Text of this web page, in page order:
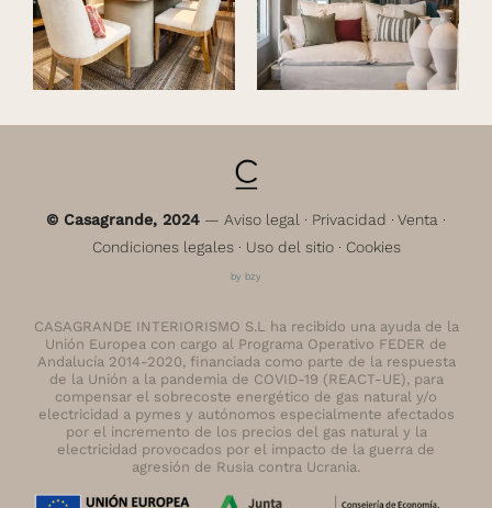
© Casagrande, 2024 — Aviso legal · Privacidad · Venta ·
Condiciones legales· Uso del sitio· Cookies
by bzy
CASAGRANDE INTERIORISMO S.L ha recibido una ayuda de la
Unión Europea con cargo al Programa Operativo FEDER de
Andalucía 2014-2020, financiada como parte de la respuesta
de la Unión a la pandemia de COVID-19 (REACT-UE), para
compensar el sobrecoste energético de gas natural y/o
electricidad a pymes y autónomos especialmente afectados
por el incremento de los precios del gas natural y la
electricidad provocados por el impacto de la guerra de
agresión de Rusia contra Ucrania.